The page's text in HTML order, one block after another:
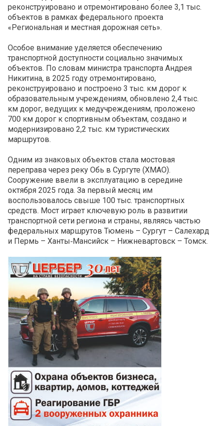
реконструировано и отремонтировано более 3,1 тыс.
объектов в рамках федерального проекта
«Региональная и местная дорожная сеть».
Особое внимание уделяется обеспечению
транспортной доступности социально значимых
объектов. По словам министра транспорта Андрея
Никитина, в 2025 году отремонтировано,
реконструировано и построено 3 тыс. км дорог к
образовательным учреждениям, обновлено 2,4 тыс.
км дорог, ведущих к медучреждениям, проложено
700 км дорог к спортивным объектам, создано и
модернизировано 2,2 тыс. км туристических
маршрутов.
Одним из знаковых объектов стала мостовая
переправа через реку Обь в Сургуте (ХМАО).
Сооружение ввели в эксплуатацию в середине
октября 2025 года. За первый месяц им
воспользовалось свыше 100 тыс. транспортных
средств. Мост играет ключевую роль в развитии
транспортной сети региона и страны, являясь частью
федеральных маршрутов Тюмень – Сургут – Салехард
и Пермь – Ханты‑Мансийск – Нижневартовск – Томск.